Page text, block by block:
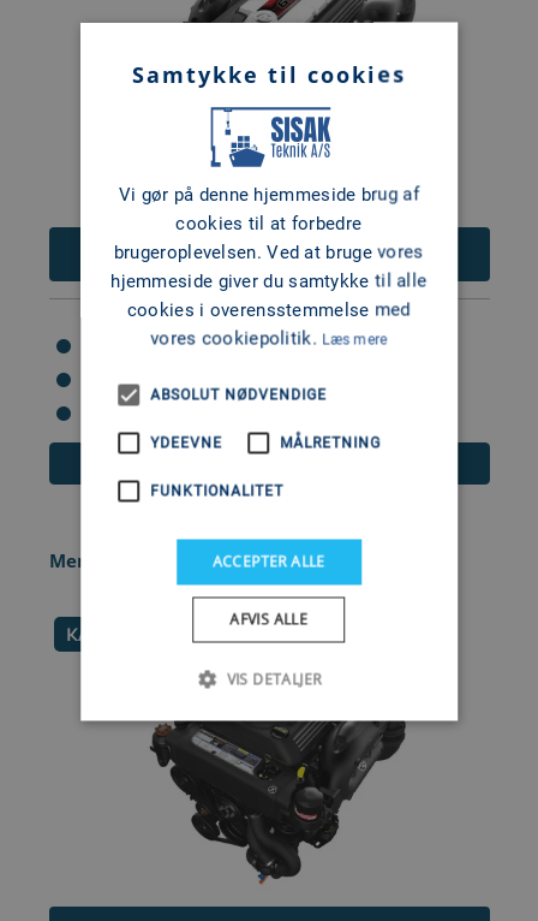
187.355DKK
Hk: 300 HK
Cylindre: V8
MerCruiser 6.2L 350hk Bobtail+B transom
KAMPAGNEPRIS
Samtykke til cookies
Vi gør på denne hjemmeside brug af
cookies til at forbedre
brugeroplevelsen. Ved at bruge vores
hjemmeside giver du samtykke til alle
cookies i overensstemmelse med
vores cookiepolitik. Læs mere
ABSOLUT NØDVENDIGE
YDEEVNE MÅLRETNING
FUNKTIONALITET
ACCEPTER ALLE
AFVIS ALLE
VIS DETALJER